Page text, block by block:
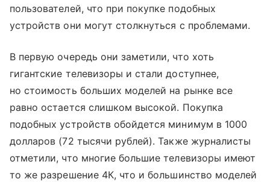
пользователей, что при покупке подобных
устройств они могут столкнуться с проблемами.
В первую очередь они заметили, что хоть
гигантские телевизоры и стали доступнее,
но стоимость больших моделей на рынке все
равно остается слишком высокой. Покупка
подобных устройств обойдется минимум в 1000
долларов (72 тысячи рублей). Также журналисты
отметили, что многие большие телевизоры имеют
то же разрешение 4К, что и большинство моделей